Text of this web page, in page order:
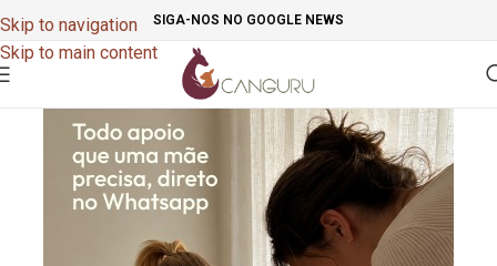
Skip to navigation
Skip to main content
SIGA-NOS NO GOOGLE NEWS